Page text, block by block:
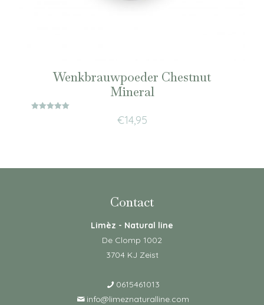
Wenkbrauwpoeder Chestnut
Mineral
€14,95
Contact
Limèz - Natural line
De Clomp 1002
3704 KJ Zeist
0615461013
info@limeznaturalline.com